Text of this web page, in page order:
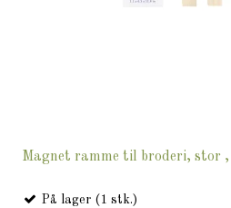
Magnet ramme til broderi, stor
På lager (1 stk.)